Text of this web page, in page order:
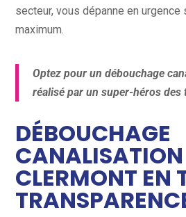
secteur, vous dépanne en urgence
maximum.
Optez pour un débouchage
réalisé par un super-héros des
DÉBOUCHAGE
CLERMONT EN